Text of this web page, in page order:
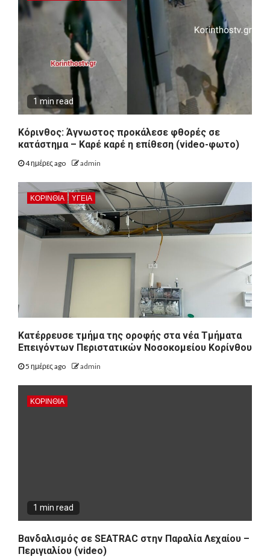
1 min read
Κόρινθος: Άγνωστος προκάλεσε φθορές σε
κατάστημα – Καρέ καρέ η επίθεση (video-φωτο)
4 ημέρες ago admin
ΚΟΡΙΝΘΊΑ ΥΓΕΙΑ
Kατέρρευσε τμήμα της οροφής στα νέα Τμήματα
Επειγόντων Περιστατικών Νοσοκομείου Κορίνθου
5 ημέρες ago admin
ΚΟΡΙΝΘΊΑ
1 min read
Βανδαλισμός σε SEATRAC στην Παραλία Λεχαίου –
Περιγιαλίου (video)